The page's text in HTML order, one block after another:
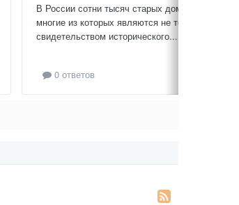
В России сотни тысяч старых домов,
многие из которых являются не только
свидетельством исторического...
0 ответов